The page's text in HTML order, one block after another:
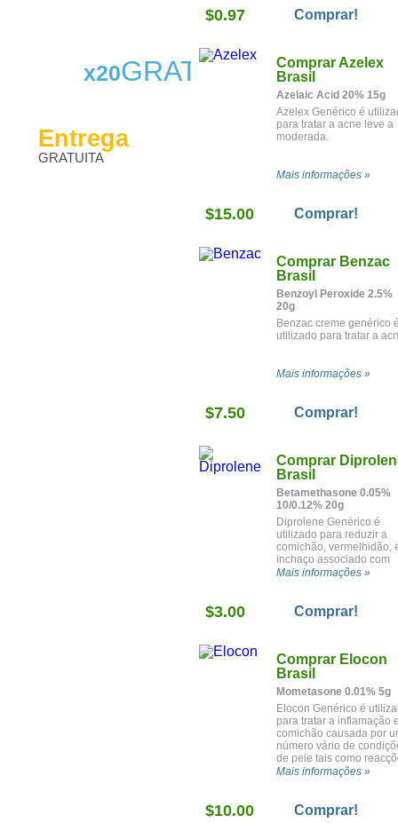
x20GRATIS
Entrega
GRATUITA
alérgicas, eczema e
$0.97 Comprar!
Comprar Azelex
Brasil
Azelaic Acid 20% 15g
Azelex Genérico é
para tratar a acne leve a
moderada.
Mais informações »
$15.00 Comprar!
Comprar Benzac
Brasil
Benzoyl Peroxide 2.5%
20g
Benzac creme genérico
utilizado para tratar a
Mais informações »
$7.50 Comprar!
Comprar
Brasil
Betamethasone 0.05%
10/0.12% 20g
Diprolene Genérico é
utilizado para reduzir a
comichão, vermelhidão,
inchaço associado com
diversas condições de
Mais informações »
$3.00 Comprar!
Comprar Elocon
Brasil
Mometasone 0.01% 5g
Elocon Genérico é
para tratar a inflamação
comichão causada por
número vário de
de pele tais como
alérgicas, eczema, e
Mais informações »
$10.00 Comprar!